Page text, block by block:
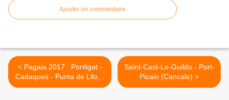
Ajouter un commentaire
< Pagaia 2017 : Portligat -
Cadaques - Punta de Llloar
- Portligat
Saint-Cast-Le-Guildo - Port-
Picain (Cancale) >